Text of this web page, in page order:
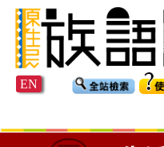
EN